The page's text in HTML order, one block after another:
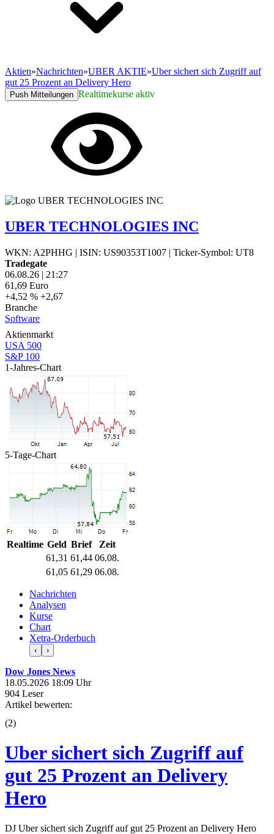
Aktien»Nachrichten»UBER AKTIE»Uber sichert sich Zugriff auf
gut 25 Prozent an Delivery Hero
Push Mitteilungen Realtimekurse aktiv
UBER TECHNOLOGIES INC
WKN: A2PHHG | ISIN: US90353T1007 | Ticker-Symbol: UT8
Tradegate
06.08.26 | 21:27
61,69 Euro
+4,52 % +2,67
Branche
Software
Aktienmarkt
USA 500
S&P 100
1-Jahres-Chart
5-Tage-Chart
Realtime Geld Brief
Zeit
61,31 61,44 06.08.
61,05 61,29 06.08.
Nachrichten
Analysen
Kurse
Chart
Xetra-Orderbuch
‹ ›
Dow Jones News
18.05.2026 18:09 Uhr
904 Leser
Artikel bewerten:
(2)
Uber sichert sich Zugriff auf
gut 25 Prozent an Delivery
Hero
DJ Uber sichert sich Zugriff auf gut 25 Prozent an Delivery Hero